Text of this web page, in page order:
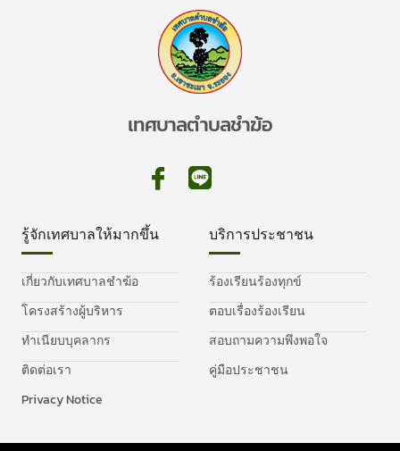
เทศบาลตำบลชำฆ้อ
รู้จักเทศบาลให้มากขึ้น
เกี่ยวกับเทศบาลชำฆ้อ
โครงสร้างผู้บริหาร
ทำเนียบบุคลากร
ติดต่อเรา
Privacy Notice
บริการประชาชน
ร้องเรียนร้องทุกข์
ตอบเรื่องร้องเรียน
สอบถามความพึงพอใจ
คู่มือประชาชน